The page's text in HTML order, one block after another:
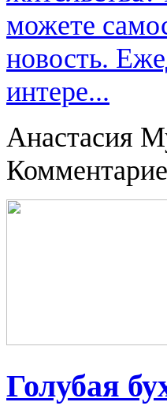
можете
новость.
интере...
Анастасия
Голубая